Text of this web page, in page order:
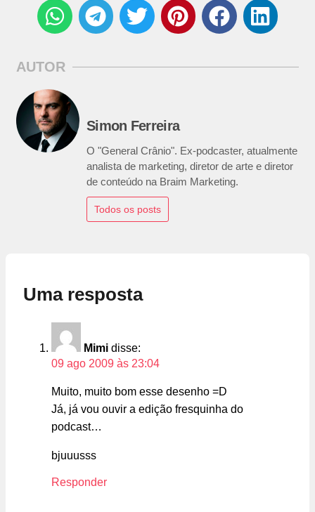
AUTOR
Simon Ferreira
O "General Crânio". Ex-podcaster, atualmente
analista de marketing, diretor de arte e diretor
de conteúdo na Braim Marketing.
Todos os posts
Uma resposta
Mimi disse:
09 ago 2009 às 23:04
Muito, muito bom esse desenho =D
Já, já vou ouvir a edição fresquinha do
podcast…
bjuuusss
Responder